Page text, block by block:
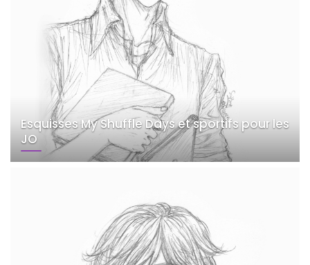
Esquisses My Shuffle Days et sportifs pour les
JO